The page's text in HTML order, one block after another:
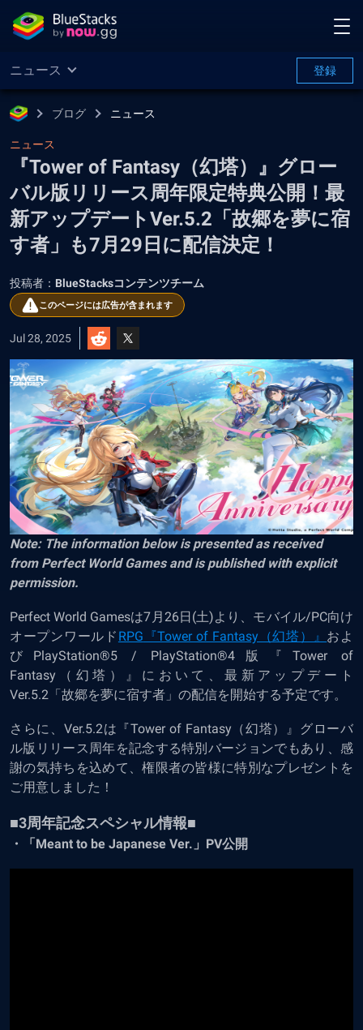
ニュース 登録
ブログ ニュース
ニュース
『Tower of Fantasy（幻塔）』グロー
バル版リリース周年限定特典公開！最
新アップデートVer.5.2「故郷を夢に宿
す者」も7月29日に配信決定！
投稿者： BlueStacksコンテンツチーム
このページには広告が含まれます
Jul 28, 2025
Note: The information below is presented as received
from Perfect World Games and is published with explicit
permission.
Perfect World Gamesは7月26日(土)より、モバイル/PC向け
オープンワールド RPG 『Tower of Fantasy（幻塔）』 およ
びPlayStation®5 / PlayStation®4版『Tower of
Fantasy（幻塔）』において、最新アップデート
Ver.5.2「故郷を夢に宿す者」の配信を開始する予定です。
さらに、Ver.5.2は『Tower of Fantasy（幻塔）』グローバ
ル版リリース周年を記念する特別バージョンでもあり、感
謝の気持ちを込めて、権限者の皆様に特別なプレゼントを
ご用意しました！
■3周年記念スペシャル情報■
・「Meant to be Japanese Ver.」PV公開